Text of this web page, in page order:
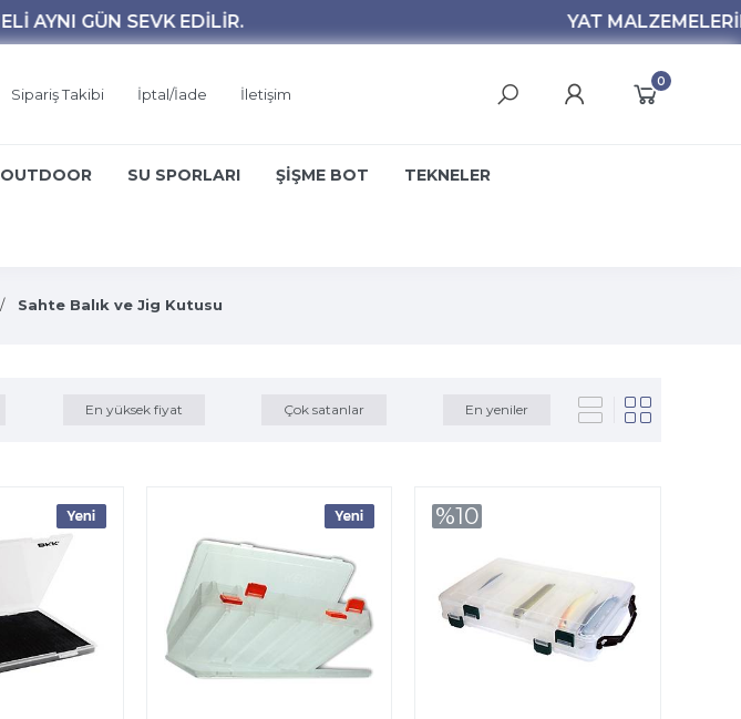
Sipariş Takibi İptal/İade İletişim
0
OUTDOOR SU SPORLARI ŞİŞME BOT TEKNELER
Sahte Balık ve Jig Kutusu
En yüksek fiyat Çok satanlar En yeniler
%10